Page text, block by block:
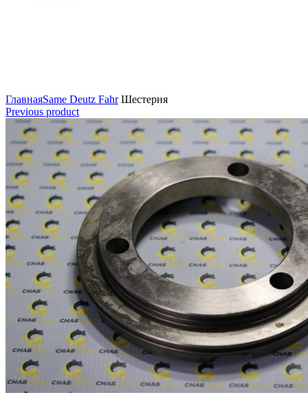
ГлавнаяSame Deutz FahrШестерня
Previous product